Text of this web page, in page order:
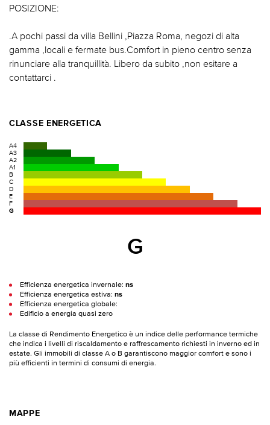
POSIZIONE:
.A pochi passi da villa Bellini ,Piazza Roma, negozi di alta
gamma ,locali e fermate bus.Comfort in pieno centro senza
rinunciare alla tranquillità. Libero da subito ,non esitare a
contattarci .
CLASSE ENERGETICA
A4
A3
A2
A1
B
C
D
E
F
G
G
Efficienza energetica invernale: ns
Efficienza energetica estiva: ns
Efficienza energetica globale:
Edificio a energia quasi zero
La classe di Rendimento Energetico è un indice delle performance termiche
che indica i livelli di riscaldamento e raffrescamento richiesti in inverno ed in
estate. Gli immobili di classe A o B garantiscono maggior comfort e sono i
più efficienti in termini di consumi di energia.
MAPPE